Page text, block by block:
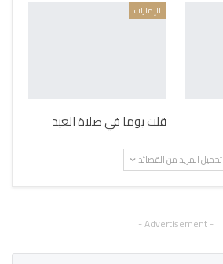
الإمارات
قلت يوما في صلاة العيد
تحميل المزيد من القصائد
- Advertisement -